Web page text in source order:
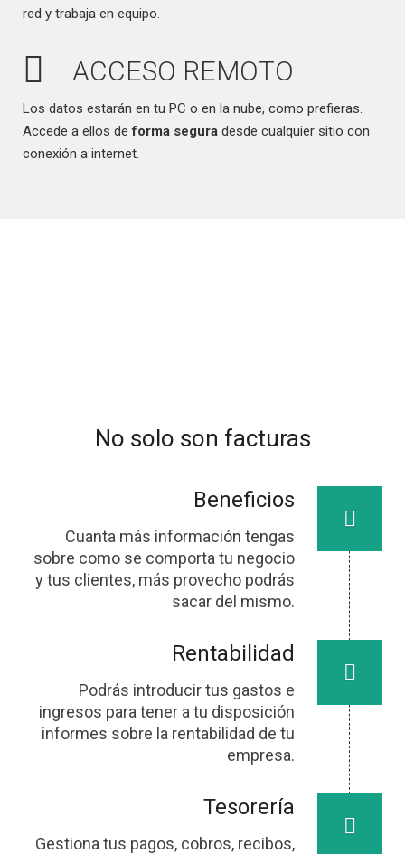
red y trabaja en equipo.
ACCESO REMOTO
Los datos estarán en tu PC o en la nube, como prefieras.
Accede a ellos deforma segura desde cualquier sitio con
conexión a internet.
No solo son facturas
Beneficios
Cuanta más información tengas
sobre como se comporta tu negocio
y tus clientes, más provecho podrás
sacar del mismo.
Rentabilidad
Podrás introducir tus gastos e
ingresos para tener a tu disposición
informes sobre la rentabilidad de tu
empresa.
Tesorería
Gestiona tus pagos, cobros, recibos,